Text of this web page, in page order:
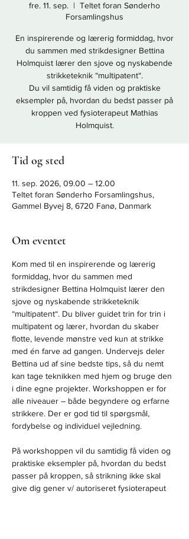
fre. 11. sep.
  |
Teltet foran Sønderho
Forsamlingshus
En inspirerende og lærerig formiddag, hvor
du sammen med strikdesigner Bettina
Holmquist lærer den sjove og nyskabende
strikketeknik “multipatent“.
Du vil samtidig få viden og praktiske
eksempler på, hvordan du bedst passer på
kroppen ved fysioterapeut Mathias
Holmquist.
Tid og sted
11. sep. 2026, 09.00 – 12.00
Teltet foran Sønderho Forsamlingshus,
Gammel Byvej 8, 6720 Fanø, Danmark
Om eventet
Kom med til en inspirerende og lærerig
formiddag, hvor du sammen med
strikdesigner Bettina Holmquist lærer den
sjove og nyskabende strikketeknik
“multipatent“. Du bliver guidet trin for trin i
multipatent og lærer, hvordan du skaber
flotte, levende mønstre ved kun at strikke
med én farve ad gangen. Undervejs deler
Bettina ud af sine bedste tips, så du nemt
kan tage teknikken med hjem og bruge den
i dine egne projekter. Workshoppen er for
alle niveauer – både begyndere og erfarne
strikkere. Der er god tid til spørgsmål,
fordybelse og individuel vejledning.
På workshoppen vil du samtidig få viden og
praktiske eksempler på, hvordan du bedst
passer på kroppen, så strikning ikke skal
give dig gener v/ autoriseret fysioterapeut